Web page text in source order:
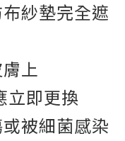
紗墊完全遮
上
立即更換
被細菌感染